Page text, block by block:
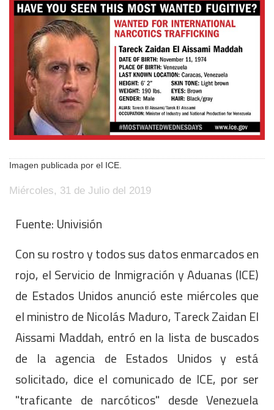
Imagen publicada por el ICE.
Miércoles, 31 de Julio del 2019
Fuente: Univisión
Con su rostro y todos sus datos enmarcados en
rojo, el Servicio de Inmigración y Aduanas (ICE)
de Estados Unidos anunció este miércoles que
el ministro de Nicolás Maduro, Tareck Zaidan El
Aissami Maddah, entró en la lista de buscados
de la agencia de Estados Unidos y está
solicitado, dice el comunicado de ICE, por ser
"traficante de narcóticos" desde Venezuela